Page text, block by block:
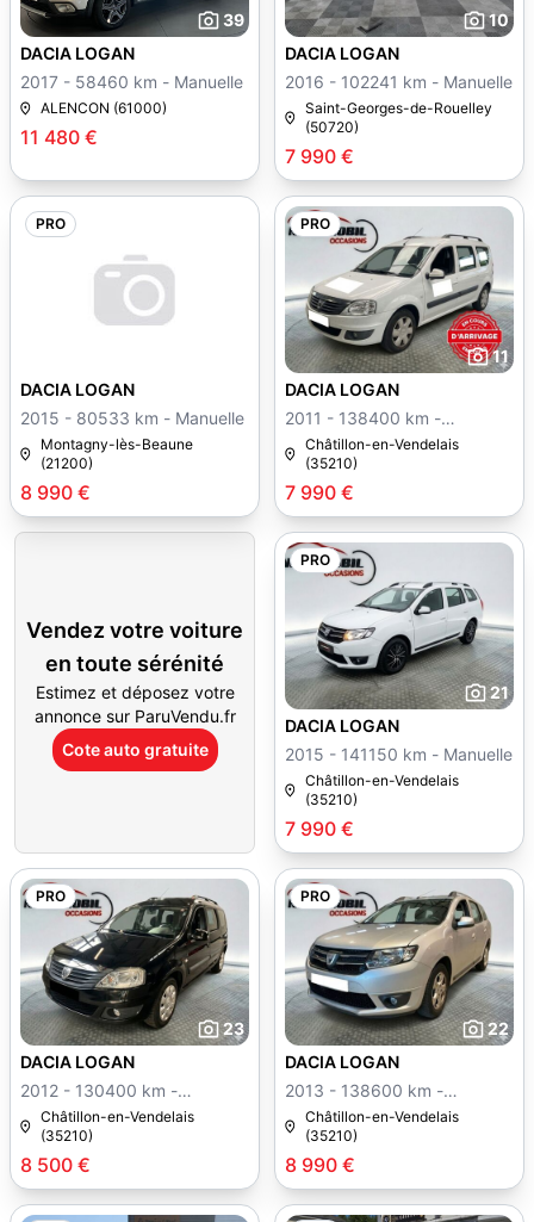
39
11 480 €
DACIA LOGAN
2017 - 58460 km - Manuelle
ALENCON (61000)
10
7 990 €
DACIA LOGAN
2016 - 102241 km - Manuelle
Saint-Georges-de-Rouelley
(50720)
PRO
8 990 €
DACIA LOGAN
2015 - 80533 km - Manuelle
Montagny-lès-Beaune
(21200)
PRO
11
7 990 €
DACIA LOGAN
2011 - 138400 km -
Manuelle
Châtillon-en-Vendelais
(35210)
Vendez votre voiture
en toute sérénité
Estimez et déposez votre
annonce sur ParuVendu.fr
Cote auto gratuite
PRO
21
7 990 €
DACIA LOGAN
2015 - 141150 km - Manuelle
Châtillon-en-Vendelais
(35210)
PRO
23
8 500 €
DACIA LOGAN
2012 - 130400 km -
Manuelle
Châtillon-en-Vendelais
(35210)
PRO
22
8 990 €
DACIA LOGAN
2013 - 138600 km -
Manuelle
Châtillon-en-Vendelais
(35210)